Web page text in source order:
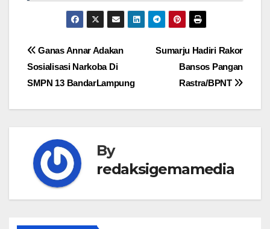
Navigasi
pos
Sumarju Hadiri Rakor
Bansos Pangan
Rastra/BPNT
Ganas Annar Adakan
Sosialisasi Narkoba Di
SMPN 13 BandarLampung
By
redaksigemamedia